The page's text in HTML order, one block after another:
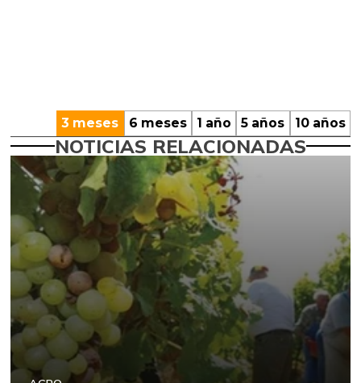
3 meses 6 meses 1 año 5 años 10 años
NOTICIAS RELACIONADAS